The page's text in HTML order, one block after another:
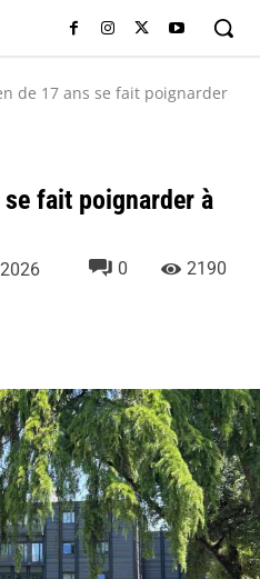
de 17 ans se fait poignarder
fait poignarder à
0 2190